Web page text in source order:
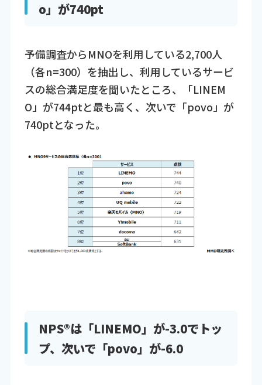
o」が740pt
予備調査からMNOを利用している2,700人
（各n=300）を抽出し、利用しているサービ
スの総合満足度を聞いたところ、「LINEM
O」が744ptと最も高く、次いで「povo」が
740ptとなった。
NPS®は「LINEMO」が-3.0でトッ
プ、次いで「povo」が-6.0